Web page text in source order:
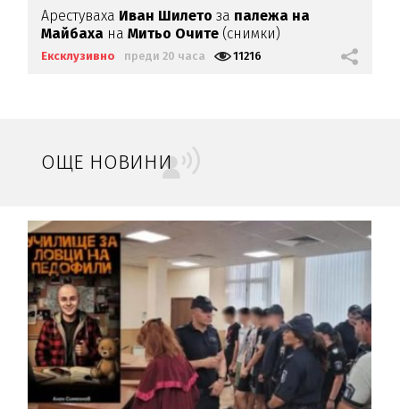
Арестуваха Иван Шилетоза палежа на
Майбаха наМитьо Очите (снимки)
Ексклузивно преди 20 часа 11216
ОЩЕ НОВИНИ